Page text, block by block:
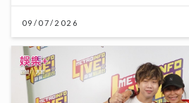
09/07/2026